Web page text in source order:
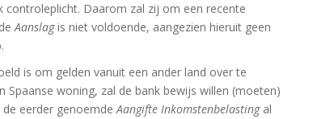
controleplicht. Daarom zal zij om een recente
Aanslagis niet voldoende, aangezien hieruit geen
is om gelden vanuit een ander land over te
woning, zal de bank bewijs willen (moeten)
de eerder genoemdeAangifte Inkomstenbelastingal